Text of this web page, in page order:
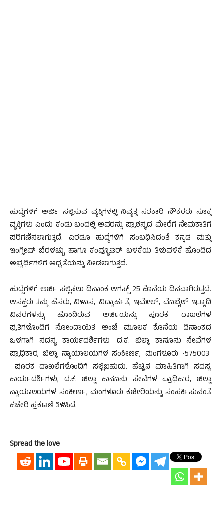
ಹುದ್ದೆಗಳಿಗೆ ಅರ್ಜಿ ಸಲ್ಲಿಸುವ ವ್ಯಕ್ತಿಗಳಲ್ಲಿ ನಿವೃತ್ತ ಸರಕಾರಿ ನೌಕರರು ಸೂಕ್ತ
ವ್ಯಕ್ತಿಗಳು ಎಂದು ಕಂಡು ಬಂದಲ್ಲಿ ಅವರನ್ನು ಪ್ರಾಶಸ್ತ್ಯದ ಮೇರೆಗೆ ನೇಮಕಾತಿಗೆ
ಪರಿಗಣಿಸಲಾಗುತ್ತದೆ. ಎರಡೂ ಹುದ್ದೆಗಳಿಗೆ ಸಂಬಧಿಸಿದಂತೆ ಕನ್ನಡ ಮತ್ತು
ಇಂಗ್ಲೀಷ್ ಬೆರಳಚ್ಚು ಹಾಗೂ ಕಂಪ್ಯೂಟರ್ ಬಳಕೆಯ ತಿಳುವಳಿಕೆ ಹೊಂದಿದ
ಅಭ್ಯರ್ಥಿಗಳಿಗೆ ಆಧ್ಯತೆಯನ್ನು ನೀಡಲಾಗುತ್ತದೆ.
ಹುದ್ದೆಗಳಿಗೆ ಅರ್ಜಿ ಸಲ್ಲಿಸಲು ದಿನಾಂಕ ಆಗಸ್ಟ್ 25 ಕೊನೆಯ ದಿನವಾಗಿರುತ್ತದೆ.
ಆಸಕ್ತರು ತಮ್ಮ ಹೆಸರು, ವಿಳಾಸ, ವಿದ್ಯಾರ್ಹತೆ, ಇಮೇಲ್, ಮೊಬೈಲ್ ಇತ್ಯಾದಿ
ವಿವರಗಳನ್ನು ಹೊಂದಿರುವ ಅರ್ಜಿಯನ್ನು ಪೂರಕ ದಾಖಲೆಗಳ
ಪ್ರತಿಗಳೊಂದಿಗೆ ನೋಂದಾಯಿತ ಅಂಚೆ ಮೂಲಕ ಕೊನೆಯ ದಿನಾಂಕದ
ಒಳಗಾಗಿ ಸದಸ್ಯ ಕಾರ್ಯದರ್ಶಿಗಳು, ದ.ಕ. ಜಿಲ್ಲಾ ಕಾನೂನು ಸೇವೆಗಳ
ಪ್ರಾಧಿಕಾರ, ಜಿಲ್ಲಾ ನ್ಯಾಯಾಲಯಗಳ ಸಂಕೀರ್ಣ, ಮಂಗಳೂರು -575003
ಪೂರಕ ದಾಖಲೆಗಳೊಂದಿಗೆ ಸಲ್ಲಿಬಹುದು. ಹೆಚ್ಚಿನ ಮಾಹಿತಿಗಾಗಿ ಸದಸ್ಯ
ಕಾರ್ಯದರ್ಶಿಗಳು, ದ.ಕ. ಜಿಲ್ಲಾ ಕಾನೂನು ಸೇವೆಗಳ ಪ್ರಾಧಿಕಾರ, ಜಿಲ್ಲಾ
ನ್ಯಾಯಾಲಯಗಳ ಸಂಕೀರ್ಣ, ಮಂಗಳೂರು ಕಚೇರಿಯನ್ನು ಸಂಪರ್ಕಿಸುವಂತೆ
ಕಚೇರಿ ಪ್ರಕಟಣೆ ತಿಳಿಸಿದೆ.
Spread the love